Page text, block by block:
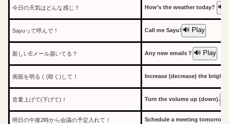
今日の天気はどんな感じ？ How’s the weather today? 🔊
Sayuって呼んで！ Call me Sayu! 🔊 Play
新しいEメール届いてる？ Any new emails？ 🔊 Play
画面を明るく(暗く)して！ Increase (decrease) the
音量上げて(下げて)！ Turn the volume up (down).
明日の午後2時から会議の予定入れて！ Schedule a meeting tomorrow